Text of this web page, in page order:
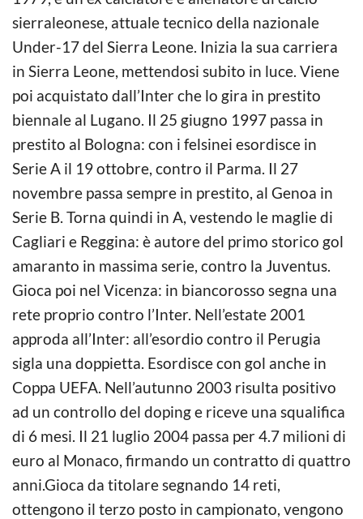
sierraleonese, attuale tecnico della nazionale
Under-17 del Sierra Leone. Inizia la sua carriera
in Sierra Leone, mettendosi subito in luce. Viene
poi acquistato dall’Inter che lo gira in prestito
biennale al Lugano. Il 25 giugno 1997 passa in
prestito al Bologna: con i felsinei esordisce in
Serie A il 19 ottobre, contro il Parma. Il 27
novembre passa sempre in prestito, al Genoa in
Serie B. Torna quindi in A, vestendo le maglie di
Cagliari e Reggina: è autore del primo storico gol
amaranto in massima serie, contro la Juventus.
Gioca poi nel Vicenza: in biancorosso segna una
rete proprio contro l’Inter. Nell’estate 2001
approda all’Inter: all’esordio contro il Perugia
sigla una doppietta. Esordisce con gol anche in
Coppa UEFA. Nell’autunno 2003 risulta positivo
ad un controllo del doping e riceve una squalifica
di 6 mesi. Il 21 luglio 2004 passa per 4.7 milioni di
euro al Monaco, firmando un contratto di quattro
anni.Gioca da titolare segnando 14 reti,
ottengono il terzo posto in campionato, vengono